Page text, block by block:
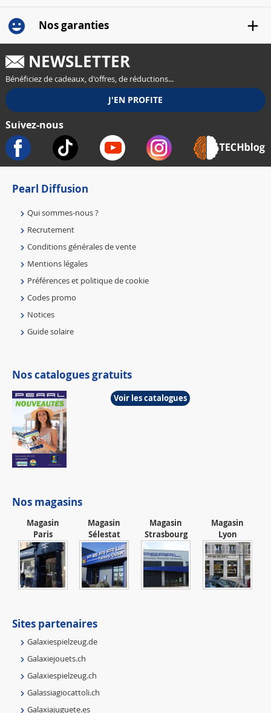
Nos garanties
NEWSLETTER
Bénéficiez de cadeaux, d'offres, de réductions...
Suivez-nous
Pearl Diffusion
Qui sommes-nous ?
Recrutement
Conditions générales de vente
Mentions légales
Préférences et politique de cookie
Codes promo
Notices
Guide solaire
Nos catalogues gratuits
Voir les catalogues
Nos magasins
Magasin
Paris
Magasin
Sélestat
Magasin
Strasbourg
Magasin
Lyon
Sites partenaires
Galaxiespielzeug.de
Galaxiejouets.ch
Galaxiespielzeug.ch
Galassiagiocattoli.ch
Galaxiajuguete.es